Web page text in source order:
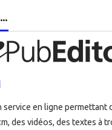
service en ligne permettant
des vidéos, des textes à